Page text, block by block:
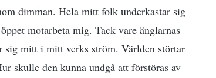
dimman. Hela mitt folk underkastar sig
motarbeta mig. Tack vare änglarnas
sig mitt i mitt verks ström. Världen störtar
skulle den kunna undgå att förstöras av